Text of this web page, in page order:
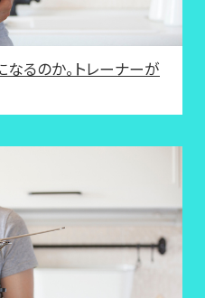
るのか。トレーナーが